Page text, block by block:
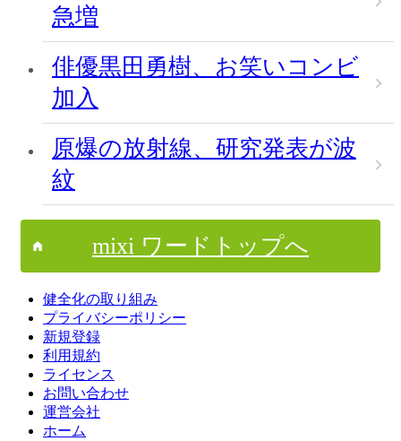
急増
俳優黒田勇樹、お笑いコンビ
加入
原爆の放射線、研究発表が波
紋
mixi ワードトップへ
健全化の取り組み
プライバシーポリシー
新規登録
利用規約
ライセンス
お問い合わせ
運営会社
ホーム